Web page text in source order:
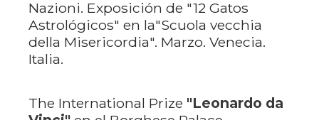
Nazioni. Exposición de "12 Gatos
Astrológicos" en la"Scuola vecchia
della Misericordia". Marzo. Venecia.
Italia.
The International Prize "Leonardo da